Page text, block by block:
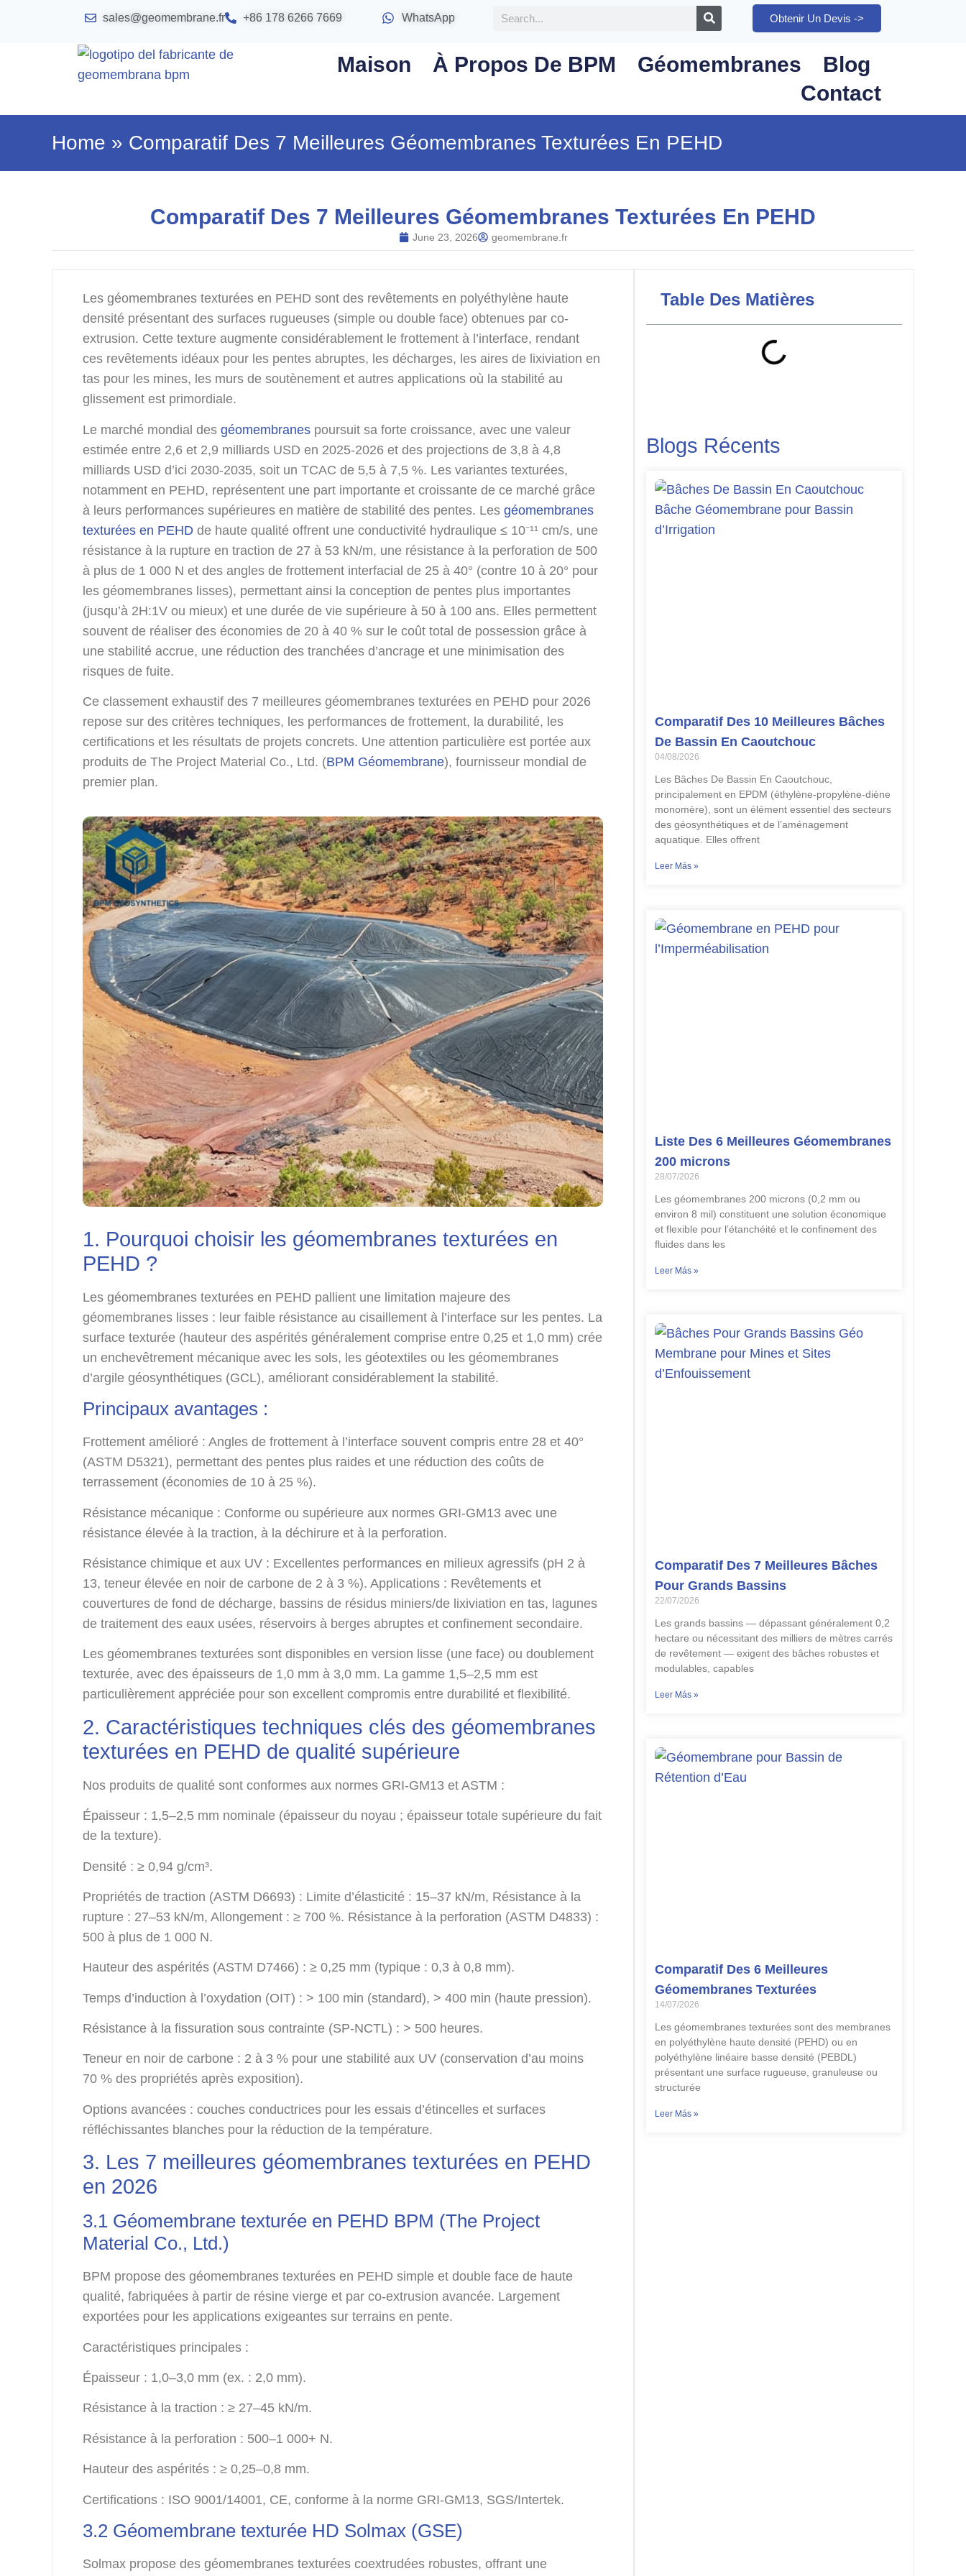
sales@geomembrane.fr +86 178 6266 7669 WhatsApp Obtenir Un Devis ->
Maison À Propos De BPM Géomembranes
Blog
Contact
Home » Comparatif Des 7 Meilleures Géomembranes Texturées En PEHD
Comparatif Des 7 Meilleures Géomembranes Texturées En PEHD
June 23, 2026 geomembrane.fr
Les géomembranes texturées en PEHD sont des revêtements en polyéthylène haute
densité présentant des surfaces rugueuses (simple ou double face) obtenues par co-
extrusion. Cette texture augmente considérablement le frottement à l’interface, rendant
ces revêtements idéaux pour les pentes abruptes, les décharges, les aires de lixiviation en
tas pour les mines, les murs de soutènement et autres applications où la stabilité au
glissement est primordiale.
Le marché mondial desgéomembranes poursuit sa forte croissance, avec une valeur
estimée entre 2,6 et 2,9 milliards USD en 2025-2026 et des projections de 3,8 à 4,8
milliards USD d’ici 2030-2035, soit un TCAC de 5,5 à 7,5 %. Les variantes texturées,
notamment en PEHD, représentent une part importante et croissante de ce marché grâce
à leurs performances supérieures en matière de stabilité des pentes. Lesgéomembranes
texturées en PEHD de haute qualité offrent une conductivité hydraulique ≤ 10⁻¹¹ cm/s, une
résistance à la rupture en traction de 27 à 53 kN/m, une résistance à la perforation de 500
à plus de 1 000 N et des angles de frottement interfacial de 25 à 40° (contre 10 à 20° pour
les géomembranes lisses), permettant ainsi la conception de pentes plus importantes
(jusqu’à 2H:1V ou mieux) et une durée de vie supérieure à 50 à 100 ans. Elles permettent
souvent de réaliser des économies de 20 à 40 % sur le coût total de possession grâce à
une stabilité accrue, une réduction des tranchées d’ancrage et une minimisation des
risques de fuite.
Ce classement exhaustif des 7 meilleures géomembranes texturées en PEHD pour 2026
repose sur des critères techniques, les performances de frottement, la durabilité, les
certifications et les résultats de projets concrets. Une attention particulière est portée aux
produits de The Project Material Co., Ltd. (BPM Géomembrane), fournisseur mondial de
premier plan.
1. Pourquoi choisir les géomembranes texturées en
PEHD ?
Les géomembranes texturées en PEHD pallient une limitation majeure des
géomembranes lisses : leur faible résistance au cisaillement à l’interface sur les pentes. La
surface texturée (hauteur des aspérités généralement comprise entre 0,25 et 1,0 mm) crée
un enchevêtrement mécanique avec les sols, les géotextiles ou les géomembranes
d’argile géosynthétiques (GCL), améliorant considérablement la stabilité.
Principaux avantages :
Frottement amélioré : Angles de frottement à l’interface souvent compris entre 28 et 40°
(ASTM D5321), permettant des pentes plus raides et une réduction des coûts de
terrassement (économies de 10 à 25 %).
Résistance mécanique : Conforme ou supérieure aux normes GRI-GM13 avec une
résistance élevée à la traction, à la déchirure et à la perforation.
Résistance chimique et aux UV : Excellentes performances en milieux agressifs (pH 2 à
13, teneur élevée en noir de carbone de 2 à 3 %). Applications : Revêtements et
couvertures de fond de décharge, bassins de résidus miniers/de lixiviation en tas, lagunes
de traitement des eaux usées, réservoirs à berges abruptes et confinement secondaire.
Les géomembranes texturées sont disponibles en version lisse (une face) ou doublement
texturée, avec des épaisseurs de 1,0 mm à 3,0 mm. La gamme 1,5–2,5 mm est
particulièrement appréciée pour son excellent compromis entre durabilité et flexibilité.
2. Caractéristiques techniques clés des géomembranes
texturées en PEHD de qualité supérieure
Nos produits de qualité sont conformes aux normes GRI-GM13 et ASTM :
Épaisseur : 1,5–2,5 mm nominale (épaisseur du noyau ; épaisseur totale supérieure du fait
de la texture).
Densité : ≥ 0,94 g/cm³.
Propriétés de traction (ASTM D6693) : Limite d’élasticité : 15–37 kN/m, Résistance à la
rupture : 27–53 kN/m, Allongement : ≥ 700 %. Résistance à la perforation (ASTM D4833) :
500 à plus de 1 000 N.
Hauteur des aspérités (ASTM D7466) : ≥ 0,25 mm (typique : 0,3 à 0,8 mm).
Temps d’induction à l’oxydation (OIT) : > 100 min (standard), > 400 min (haute pression).
Résistance à la fissuration sous contrainte (SP-NCTL) : > 500 heures.
Teneur en noir de carbone : 2 à 3 % pour une stabilité aux UV (conservation d’au moins
70 % des propriétés après exposition).
Options avancées : couches conductrices pour les essais d’étincelles et surfaces
réfléchissantes blanches pour la réduction de la température.
3. Les 7 meilleures géomembranes texturées en PEHD
en 2026
3.1 Géomembrane texturée en PEHD BPM (The Project
Material Co., Ltd.)
BPM propose des géomembranes texturées en PEHD simple et double face de haute
qualité, fabriquées à partir de résine vierge et par co-extrusion avancée. Largement
exportées pour les applications exigeantes sur terrains en pente.
Caractéristiques principales :
Épaisseur : 1,0–3,0 mm (ex. : 2,0 mm).
Résistance à la traction : ≥ 27–45 kN/m.
Résistance à la perforation : 500–1 000+ N.
Hauteur des aspérités : ≥ 0,25–0,8 mm.
Certifications : ISO 9001/14001, CE, conforme à la norme GRI-GM13, SGS/Intertek.
3.2 Géomembrane texturée HD Solmax (GSE)
Solmax propose des géomembranes texturées coextrudées robustes, offrant une
Table Des Matières
Blogs Récents
Comparatif Des 10 Meilleures Bâches
De Bassin En Caoutchouc
04/08/2026
Les Bâches De Bassin En Caoutchouc,
principalement en EPDM (éthylène-propylène-diène
monomère), sont un élément essentiel des secteurs
des géosynthétiques et de l’aménagement
aquatique. Elles offrent
Leer Más »
Liste Des 6 Meilleures Géomembranes
200 microns
28/07/2026
Les géomembranes 200 microns (0,2 mm ou
environ 8 mil) constituent une solution économique
et flexible pour l’étanchéité et le confinement des
fluides dans les
Leer Más »
Comparatif Des 7 Meilleures Bâches
Pour Grands Bassins
22/07/2026
Les grands bassins — dépassant généralement 0,2
hectare ou nécessitant des milliers de mètres carrés
de revêtement — exigent des bâches robustes et
modulables, capables
Leer Más »
Comparatif Des 6 Meilleures
Géomembranes Texturées
14/07/2026
Les géomembranes texturées sont des membranes
en polyéthylène haute densité (PEHD) ou en
polyéthylène linéaire basse densité (PEBDL)
présentant une surface rugueuse, granuleuse ou
structurée
Leer Más »